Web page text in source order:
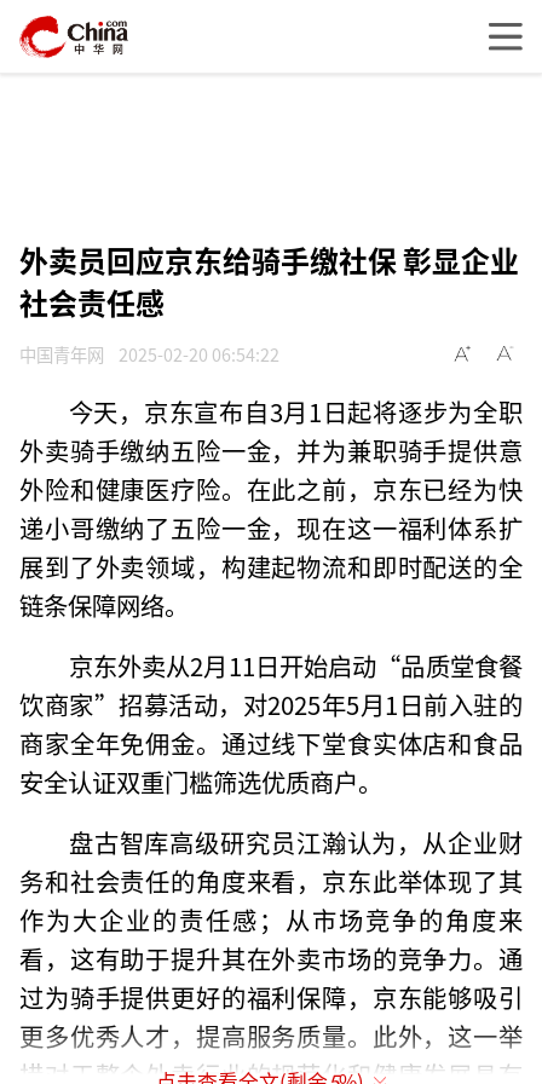
外卖员回应京东给骑手缴社保 彰显企业
社会责任感
中国青年网 2025-02-20 06:54:22
今天，京东宣布自3月1日起将逐步为全职
外卖骑手缴纳五险一金，并为兼职骑手提供意
外险和健康医疗险。在此之前，京东已经为快
递小哥缴纳了五险一金，现在这一福利体系扩
展到了外卖领域，构建起物流和即时配送的全
链条保障网络。
京东外卖从2月11日开始启动“品质堂食餐
饮商家”招募活动，对2025年5月1日前入驻的
商家全年免佣金。通过线下堂食实体店和食品
安全认证双重门槛筛选优质商户。
盘古智库高级研究员江瀚认为，从企业财
务和社会责任的角度来看，京东此举体现了其
作为大企业的责任感；从市场竞争的角度来
看，这有助于提升其在外卖市场的竞争力。通
过为骑手提供更好的福利保障，京东能够吸引
更多优秀人才，提高服务质量。此外，这一举
措对于整个外卖行业的规范化和健康发展具有